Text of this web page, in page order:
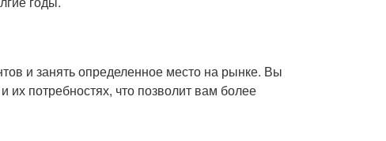
и занять определенное место на рынке. Вы
их потребностях, что позволит вам более